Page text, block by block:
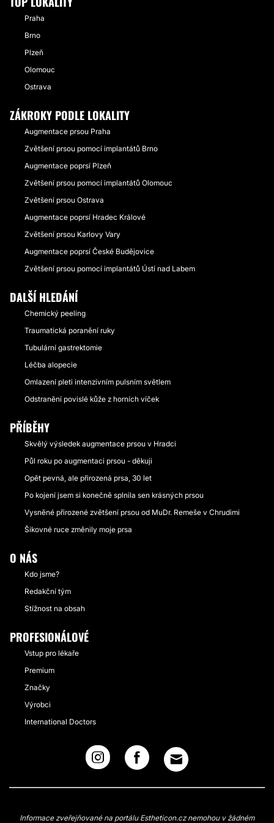
Praha
Brno
Plzeň
Olomouc
Ostrava
ZÁKROKY PODLE LOKALITY
Augmentace prsou Praha
Zvětšení prsou pomocí implantátů Brno
Augmentace poprsí Plzeň
Zvětšení prsou pomocí implantátů Olomouc
Zvětšení prsou Ostrava
Augmentace poprsí Hradec Králové
Zvětšení prsou Karlovy Vary
Augmentace poprsí České Budějovice
Zvětšení prsou pomocí implantátů Ústí nad Labem
DALŠÍ HLEDÁNÍ
Chemický peeling
Traumatická poranění ruky
Tubulární gastrektomie
Léčba alopecie
Omlazení pleti intenzivním pulsním světlem
Odstranění povislé kůže z horních víček
PŘÍBĚHY
Skvělý výsledek augmentace prsou v Hradci
Půl roku po augmentaci prsou - děkuji
Opět pevná, ale přirozená prsa, 30 let
Po kojení jsem si konečně splnila sen krásných prsou
Vysněné přirozené zvětšení prsou od MuDr. Remeše v Chrudimi
Šikovné ruce změnily moje prsa
O NÁS
Kdo jsme?
Redakční tým
Stížnost na obsah
PROFESIONÁLOVÉ
Vstup pro lékaře
Premium
Značky
Výrobci
International Doctors
Informace zveřejňované na portálu Estheticon.cz nemohou v žádném